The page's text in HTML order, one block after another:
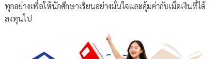
ทุกอย่างเพื่อให้นักศึกษาเรียนอย่างมั่นใจและคุ้มค่ากับเม็ดเงินที่ได้
ลงทุนไป